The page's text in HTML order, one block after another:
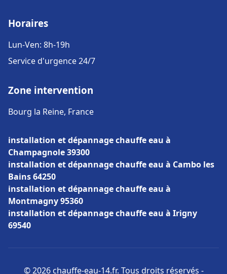
Horaires
Lun-Ven: 8h-19h
Service d'urgence 24/7
Zone intervention
Bourg la Reine, France
installation et dépannage chauffe eau à
Champagnole 39300
installation et dépannage chauffe eau à Cambo les
Bains 64250
installation et dépannage chauffe eau à
Montmagny 95360
installation et dépannage chauffe eau à Irigny
69540
© 2026 chauffe-eau-14.fr. Tous droits réservés -